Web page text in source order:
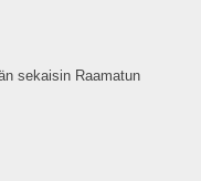
sekaisin Raamatun